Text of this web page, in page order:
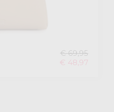
€ 69,95
€ 48,97